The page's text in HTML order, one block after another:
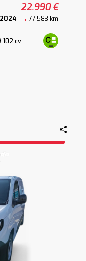
22.990 €
2024 77.583 km
102 cv